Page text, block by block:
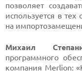
позволяет
используется в тех
на
Михаил
программного
компания Merlion: